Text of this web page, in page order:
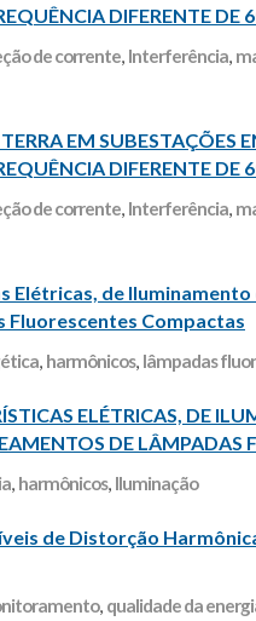
DIFERENTE DE
de corrente, Interferência,
EM SUBESTAÇÕES
DIFERENTE DE
de corrente, Interferência,
Elétricas, de
Fluorescentes Compactas
, harmônicos, lâmpadas
ELÉTRICAS, DE
DE LÂMPADAS
, harmônicos, Iluminação
de Distorção
, qualidade da